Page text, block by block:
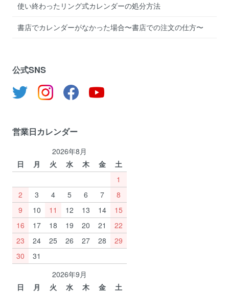
使い終わったリング式カレンダーの処分方法
書店でカレンダーがなかった場合〜書店での注文の仕方〜
公式SNS
営業日カレンダー
2026年8月
日
月 火 水 木 金
土
1
2
3 4 5 6 7
8
9
10 11 12 13 14
15
16
17 18 19 20 21
22
23
24 25 26 27 28
29
30
31
2026年9月
日
月 火 水 木 金 土